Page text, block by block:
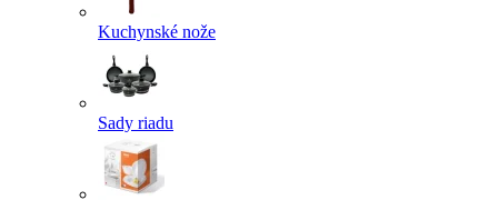
Kuchynské nože
Sady riadu